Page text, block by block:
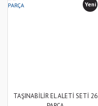
Yeni
TAŞINABİLİR EL ALETİ SETİ 26